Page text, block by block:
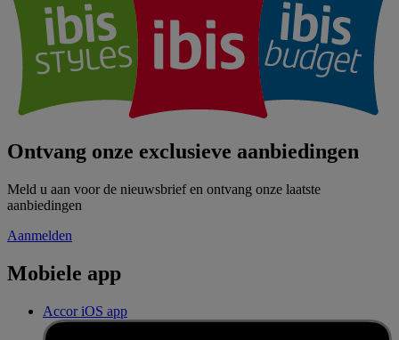
Ontvang onze exclusieve aanbiedingen
Meld u aan voor de nieuwsbrief en ontvang onze laatste
aanbiedingen
Aanmelden
Mobiele app
Accor iOS app